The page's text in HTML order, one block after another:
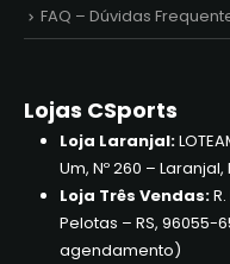
FAQ – Dúvidas
Lojas CSports
Loja Laranjal:
Um, Nº 260 –
Loja Três Vendas:
Pelotas – RS,
agendamento)